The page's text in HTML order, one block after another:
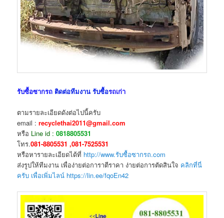
รับซื้อซากรถ ติดต่อทีมงาน รับซื้อรถเก่า
ตามรายละเอียดดังต่อไปนี้ครับ
email :recyclethai2011@gmail.com
หรือ Line id :0818805531
โทร.081-8805531 ,081-7525531
หรือหารายละเอียดได้ที่ http://www.รับซื้อซากรถ.com
ส่งรูปให้ทีมงาน เพื่อง่ายต่อการาตีราคา ง่ายต่อการตัดสินใจ คลิกที่นี่
ครับ เพื่อเพิ่มไลน์ https://lin.ee/fqoEn42